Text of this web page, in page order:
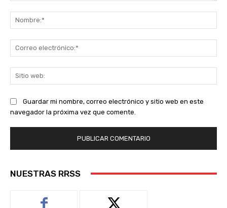
Guardar mi nombre, correo electrónico y sitio web en este
navegador la próxima vez que comente.
NUESTRAS RRSS